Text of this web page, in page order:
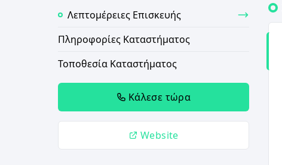
Λεπτομέρειες Επισκευής
Πληροφορίες Καταστήματος
Τοποθεσία Καταστήματος
Κάλεσε τώρα
Website